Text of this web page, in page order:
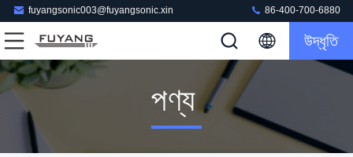
fuyangsonic003@fuyangsonic.xin 86-400-700-6880
উদ্ধৃতি
পণ্য